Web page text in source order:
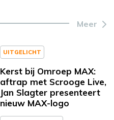
Meer
UITGELICHT
Kerst bij Omroep MAX:
aftrap met Scrooge Live,
Jan Slagter presenteert
nieuw MAX-logo